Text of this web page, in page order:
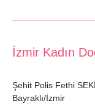
İzmir Kadın
Şehit Polis Fethi
Bayraklı/İzmir